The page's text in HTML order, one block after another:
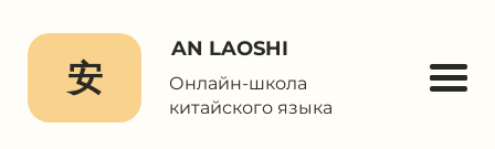
安
AN LAOSHI
Онлайн-школа
китайского языка